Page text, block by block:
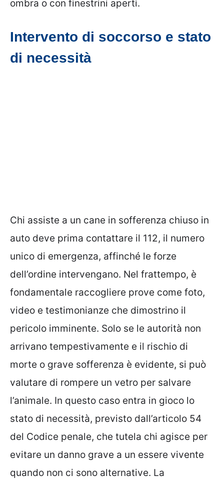
ombra o con finestrini aperti.
Intervento di soccorso e stato
di necessità
Chi assiste a un cane in sofferenza chiuso in
auto deve prima contattare il 112, il numero
unico di emergenza, affinché le forze
dell’ordine intervengano. Nel frattempo, è
fondamentale raccogliere prove come foto,
video e testimonianze che dimostrino il
pericolo imminente. Solo se le autorità non
arrivano tempestivamente e il rischio di
morte o grave sofferenza è evidente, si può
valutare di rompere un vetro per salvare
l’animale. In questo caso entra in gioco lo
stato di necessità, previsto dall’articolo 54
del Codice penale, che tutela chi agisce per
evitare un danno grave a un essere vivente
quando non ci sono alternative. La